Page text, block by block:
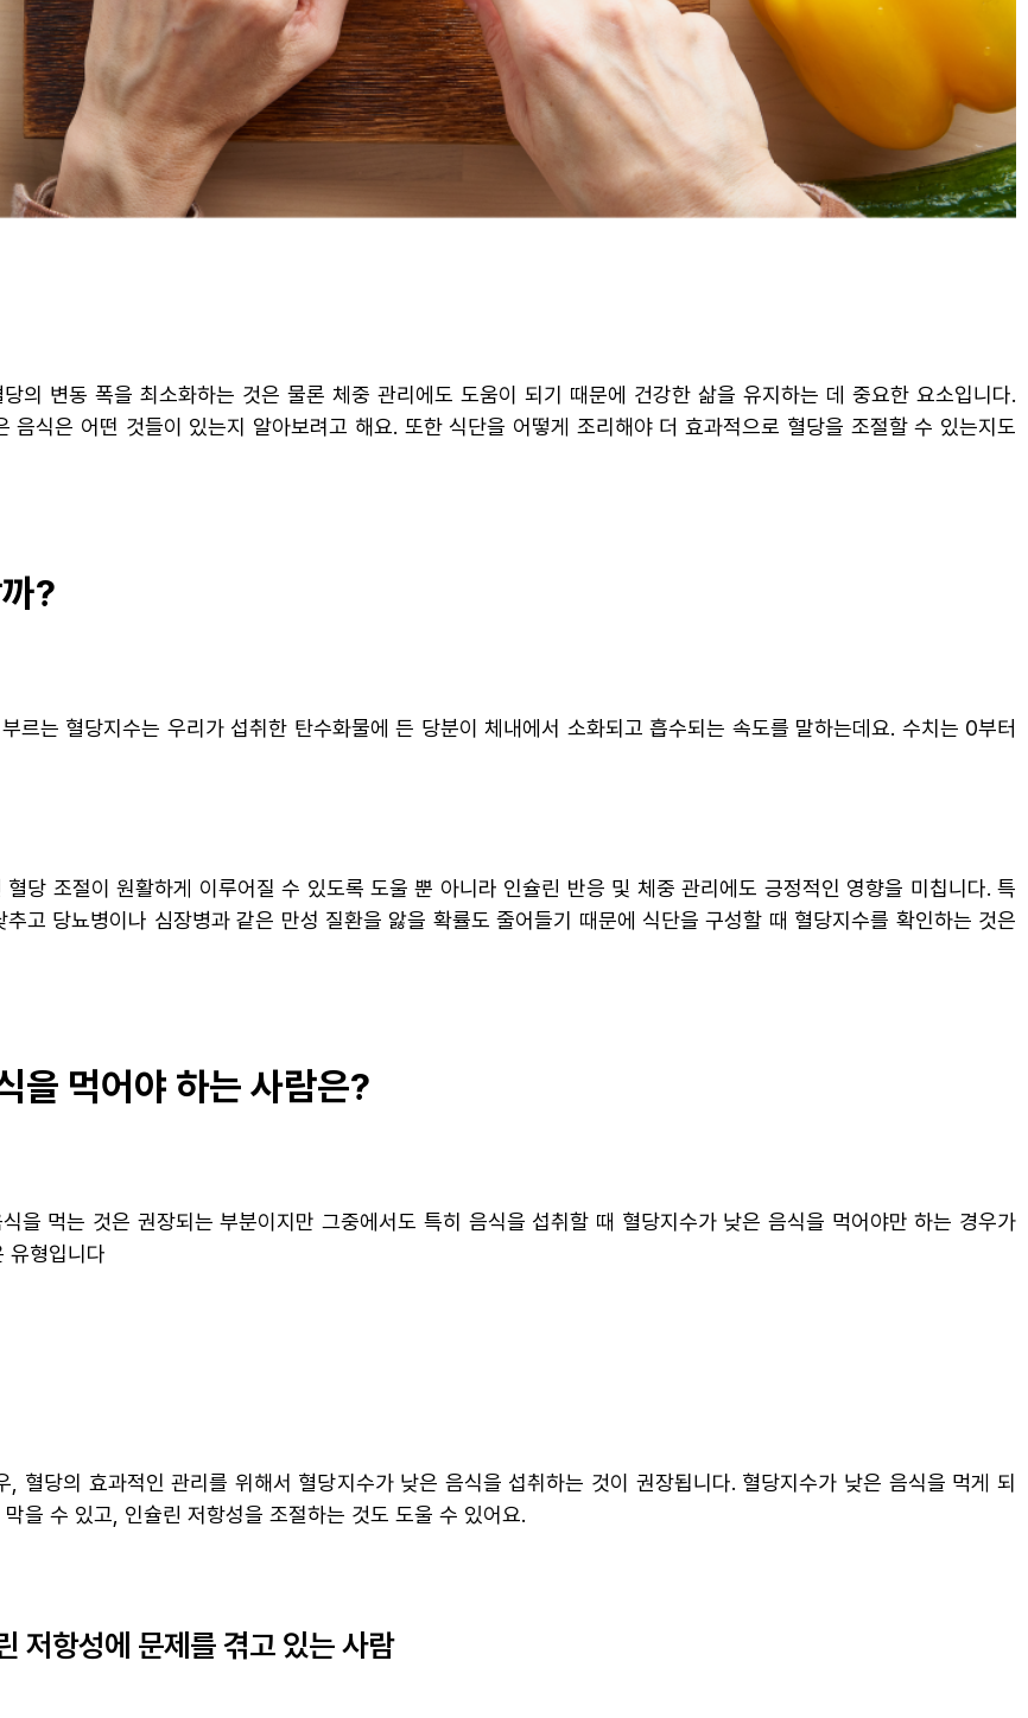
의 변동 폭을 최소화하는 것은 물론 체중 관리에도 도움이 되기 때문에 건강한 삶을 유지하는 데 중요한 요소입니다.
음식은 어떤 것들이 있는지 알아보려고 해요. 또한 식단을 어떻게 조리해야 더 효과적으로 혈당을 조절할 수 있는지도
?
는 혈당지수는 우리가 섭취한 탄수화물에 든 당분이 체내에서 소화되고 흡수되는 속도를 말하는데요. 수치는 0부터
당 조절이 원활하게 이루어질 수 있도록 도울 뿐 아니라 인슐린 반응 및 체중 관리에도 긍정적인 영향을 미칩니다. 특
고 당뇨병이나 심장병과 같은 만성 질환을 앓을 확률도 줄어들기 때문에 식단을 구성할 때 혈당지수를 확인하는 것은
을 먹어야 하는 사람은?
을 먹는 것은 권장되는 부분이지만 그중에서도 특히 음식을 섭취할 때 혈당지수가 낮은 음식을 먹어야만 하는 경우가
유형입니다
혈당의 효과적인 관리를 위해서 혈당지수가 낮은 음식을 섭취하는 것이 권장됩니다. 혈당지수가 낮은 음식을 먹게 되
을 수 있고, 인슐린 저항성을 조절하는 것도 도울 수 있어요.
저항성에 문제를 겪고 있는 사람